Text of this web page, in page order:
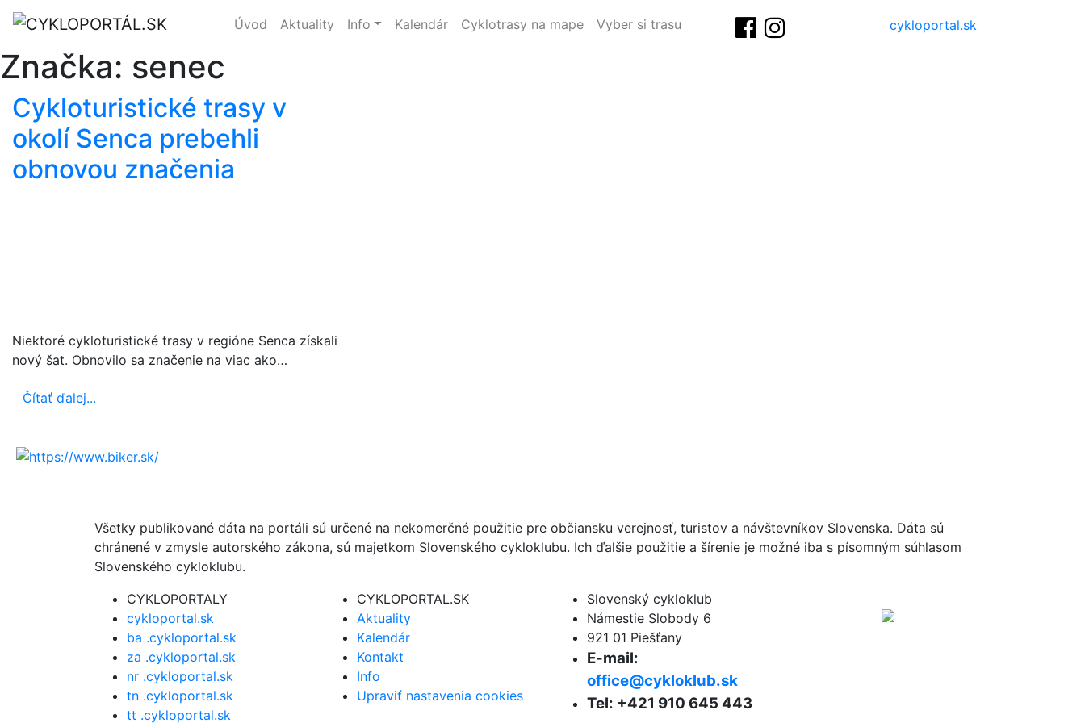
Úvod Aktuality Info Kalendár Cyklotrasy na mape Vyber si trasu cykloportal.sk
Značka: senec
Cykloturistické trasy v
okolí Senca prebehli
obnovou značenia
Niektoré cykloturistické trasy v regióne Senca získali
nový šat. Obnovilo sa značenie na viac ako…
Čítať ďalej...
Všetky publikované dáta na portáli sú určené na nekomerčné použitie pre občiansku verejnosť, turistov a návštevníkov Slovenska. Dáta sú
chránené v zmysle autorského zákona, sú majetkom Slovenského cykloklubu. Ich ďalšie použitie a šírenie je možné iba s písomným súhlasom
Slovenského cykloklubu.
CYKLOPORTALY
cykloportal.sk
ba .cykloportal.sk
za .cykloportal.sk
nr .cykloportal.sk
tn .cykloportal.sk
tt .cykloportal.sk
CYKLOPORTAL.SK
Aktuality
Kalendár
Kontakt
Info
Upraviť nastavenia cookies
Slovenský cykloklub
Námestie Slobody 6
921 01 Piešťany
E-mail:
office@cykloklub.sk
Tel: +421 910 645 443